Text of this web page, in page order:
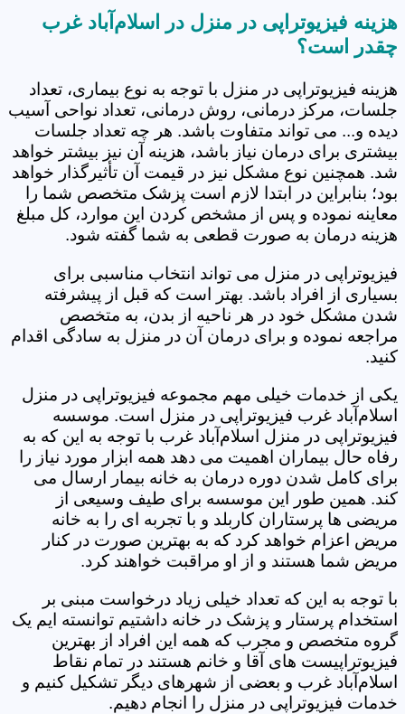
هزینه فیزیوتراپی در منزل در اسلام‌آباد غرب
چقدر است؟
هزینه فیزیوتراپی در منزل با توجه به نوع بیماری، تعداد
جلسات، مرکز درمانی، روش درمانی، تعداد نواحی آسیب
دیده و... می تواند متفاوت باشد. هر چه تعداد جلسات
بیشتری برای درمان نیاز باشد، هزینه آن نیز بیشتر خواهد
شد. همچنین نوع مشکل نیز در قیمت آن تأثیرگذار خواهد
بود؛ بنابراین در ابتدا لازم است پزشک متخصص شما را
معاینه نموده و پس از مشخص کردن این موارد، کل مبلغ
هزینه درمان به صورت قطعی به شما گفته شود.
فیزیوتراپی در منزل می تواند انتخاب مناسبی برای
بسیاری از افراد باشد. بهتر است که قبل از پیشرفته
شدن مشکل خود در هر ناحیه از بدن، به متخصص
مراجعه نموده و برای درمان آن در منزل به سادگی اقدام
کنید.
یکی از خدمات خیلی مهم مجموعه فیزیوتراپی در منزل
اسلام‌آباد غرب فیزیوتراپی در منزل است. موسسه
فیزیوتراپی در منزل اسلام‌آباد غرب با توجه به این که به
رفاه حال بیماران اهمیت می دهد همه ابزار مورد نیاز را
برای کامل شدن دوره درمان به خانه بیمار ارسال می
کند. همین طور این موسسه برای طیف وسیعی از
مریضی ها پرستاران کاربلد و با تجربه ای را به خانه
مریض اعزام خواهد کرد که به بهترین صورت در کنار
مریض شما هستند و از او مراقبت خواهند کرد.
با توجه به این که تعداد خیلی زیاد درخواست مبنی بر
استخدام پرستار و پزشک در خانه داشتیم توانسته ایم یک
گروه متخصص و مجرب که همه این افراد از بهترین
فیزیوتراپیست های آقا و خانم هستند در تمام نقاط
اسلام‌آباد غرب و بعضی از شهرهای دیگر تشکیل کنیم و
خدمات فیزیوتراپی در منزل را انجام دهیم.